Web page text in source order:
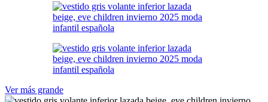
Ver más grande